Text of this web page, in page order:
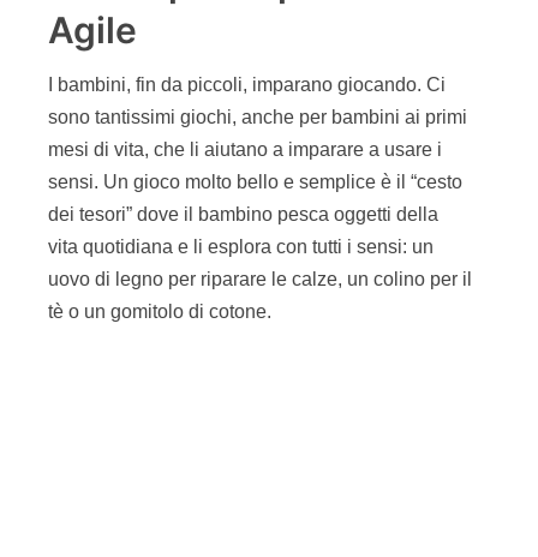
Partendo da un concetto della vita reale che si
giochi che permettano di trasmettere in modo
semplice, immediato e coinvolgente i concetti.
Questa è la tanto citata “gamification “.
La scelta di un gioco
Ok ma quale gioco scegliere? Per rispondere a
questa domanda ho preparato la tabella 1 dove